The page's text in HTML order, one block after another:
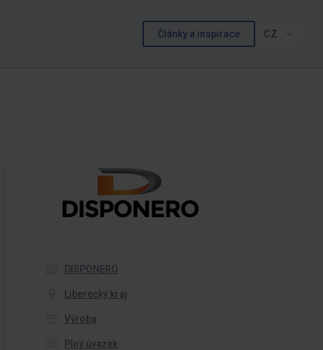
Články a inspirace CZ
DISPONERO
Liberecký kraj
Výroba
Plný úvazek